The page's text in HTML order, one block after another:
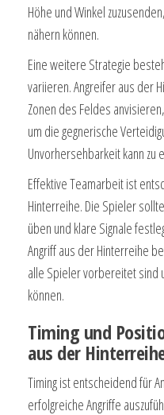
Höhe und Winkel
nähern können.
Eine weitere Strategie
variieren. Angreifer aus der
Zonen des Feldes
um die gegnerische
Unvorhersehbarkeit kann zu
Effektive Teamarbeit ist
Hinterreihe. Die Spieler
üben und klare Signale
Angriff aus der Hinterreihe
alle Spieler vorbereitet sind
können.
Timing und
aus der
Timing ist entscheidend für
erfolgreiche Angriffe